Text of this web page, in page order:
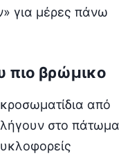
για μέρες πάνω
πιο βρώμικο
από
στο πάτωμα